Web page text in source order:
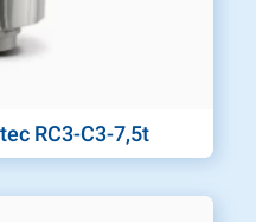
RC3-C3-7,5t